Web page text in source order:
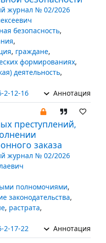
журнал № 02/2026
безопасность,
,
, граждане,
формированиях,
деятельность,
2-12-16 Аннотация
преступлений,
заказа
журнал № 02/2026
полномочиями,
законодательства,
, растрата,
2-17-22 Аннотация